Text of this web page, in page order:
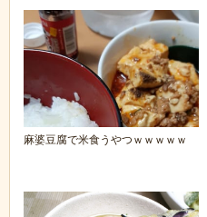
麻婆豆腐で米食うやつｗｗｗｗｗ